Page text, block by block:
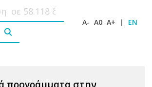
A- A0 A+ | EN
προγράμματα στην